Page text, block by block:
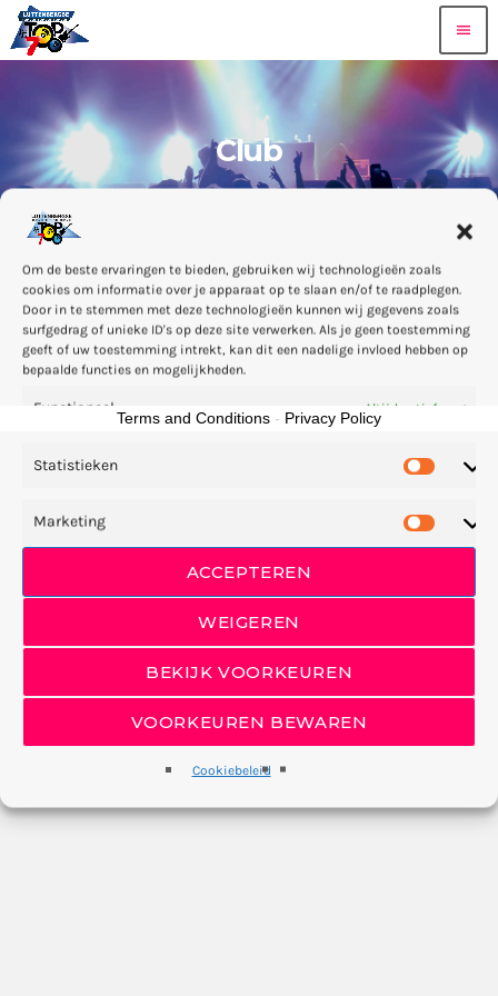
Om de beste ervaringen te bieden, gebruiken wij technologieën zoals
cookies om informatie over je apparaat op te slaan en/of te raadplegen.
Door in te stemmen met deze technologieën kunnen wij gegevens zoals
surfgedrag of unieke ID's op deze site verwerken. Als je geen toestemming
geeft of uw toestemming intrekt, kan dit een nadelige invloed hebben op
bepaalde functies en mogelijkheden.
Functioneel Altijd actief
Statistieken
Marketing
ACCEPTEREN
WEIGEREN
BEKIJK VOORKEUREN
VOORKEUREN BEWAREN
Cookiebeleid
menu
Club
Sorry, hier niets
Terms and Conditions - Privacy Policy